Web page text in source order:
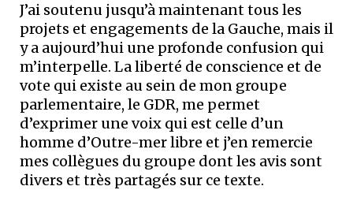
J’ai soutenu jusqu’à maintenant tous les
projets et engagements de la Gauche, mais il
y a aujourd’hui une profonde confusion qui
m’interpelle. La liberté de conscience et de
vote qui existe au sein de mon groupe
parlementaire, le GDR, me permet
d’exprimer une voix qui est celle d’un
homme d’Outre-mer libre et j’en remercie
mes collègues du groupe dont les avis sont
divers et très partagés sur ce texte.